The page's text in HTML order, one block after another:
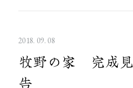
2018. 09. 08
牧野の家 完成
告